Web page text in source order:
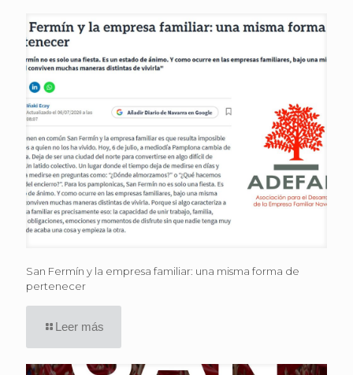
San Fermín y la empresa familiar: una misma forma de
pertenecer
Leer más